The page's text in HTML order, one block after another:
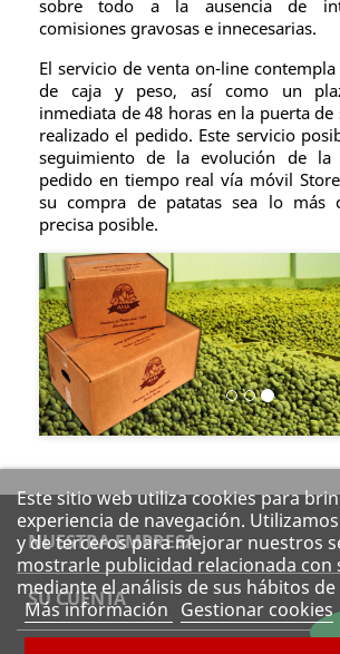
Este sitio web utiliza cookies para
experiencia de navegación.
y de terceros para mejorar nuestros
mostrarle publicidad relacionada con
mediante el análisis de sus hábitos
Más información Gestionar cookies
sobre todo a la ausencia de
comisiones gravosas e innecesarias.
El servicio de venta on-line
de caja y peso, así como un
inmediata de 48 horas en la puerta de
realizado el pedido. Este servicio
seguimiento de la evolución de la
pedido en tiempo real vía móvil
su compra de patatas sea lo más
precisa posible.
NUESTRA EMPRESA
SU CUENTA